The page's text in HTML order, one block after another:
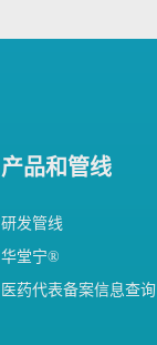
产品和管线
研发管线
华堂宁®
医药代表备案信息查询